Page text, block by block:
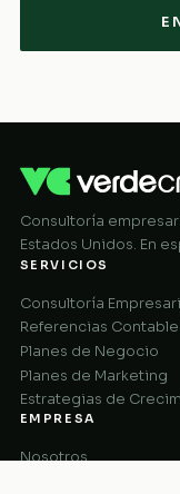
Consultoría
Estados Unidos. En
SERVICIOS
Consultoría
Referencias
Planes de Negocio
Planes de Marketing
Estrategias de
EMPRESA
Nosotros